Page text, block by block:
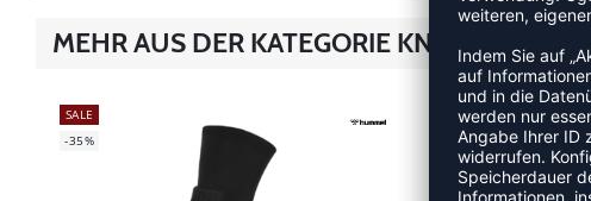
MEHR AUS DER KATEGORIE KNIEBANDAGEN
SALE
-35%
SALE